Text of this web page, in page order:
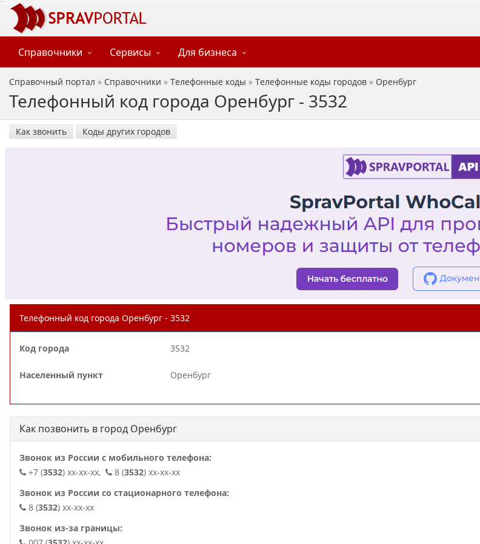
Справочники Сервисы Для бизнеса
Справочный портал » Справочники » Телефонные коды » Телефонные коды городов » Оренбург
Телефонный код города Оренбург - 3532
Как звонить Коды других городов
Телефонный код города Оренбург - 3532
Код города 3532
Населенный пункт Оренбург
Как позвонить в город Оренбург
Звонок из России с мобильного телефона:
+7 (3532) xx-xx-xx, 8 (3532) xx-xx-xx
Звонок из России со стационарного телефона:
8 (3532) xx-xx-xx
Звонок из-за границы: